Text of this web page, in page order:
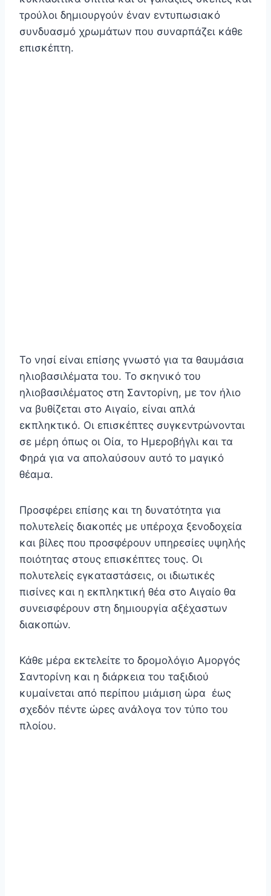
τρούλοι δημιουργούν έναν εντυπωσιακό
συνδυασμό χρωμάτων που συναρπάζει κάθε
επισκέπτη.
Το νησί είναι επίσης γνωστό για τα θαυμάσια
ηλιοβασιλέματα του. Το σκηνικό του
ηλιοβασιλέματος στη Σαντορίνη, με τον ήλιο
να βυθίζεται στο Αιγαίο, είναι απλά
εκπληκτικό. Οι επισκέπτες συγκεντρώνονται
σε μέρη όπως οι Οία, το Ημεροβήγλι και τα
Φηρά για να απολαύσουν αυτό το μαγικό
θέαμα.
Προσφέρει επίσης και τη δυνατότητα για
πολυτελείς διακοπές με υπέροχα ξενοδοχεία
και βίλες που προσφέρουν υπηρεσίες υψηλής
ποιότητας στους επισκέπτες τους. Οι
πολυτελείς εγκαταστάσεις, οι ιδιωτικές
πισίνες και η εκπληκτική θέα στο Αιγαίο θα
συνεισφέρουν στη δημιουργία αξέχαστων
διακοπών.
Κάθε μέρα εκτελείτε το δρομολόγιο Αμοργός
Σαντορίνη και η διάρκεια του ταξιδιού
κυμαίνεται από περίπου μιάμιση ώρα έως
σχεδόν πέντε ώρες ανάλογα τον τύπο του
πλοίου.